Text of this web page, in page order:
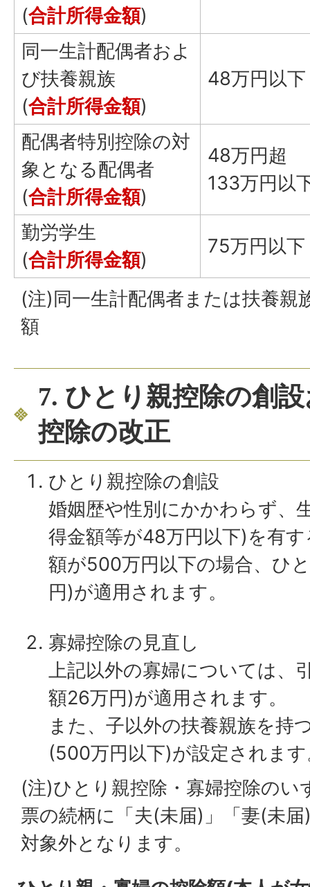
(合計所得金額)
同一生計配偶者およ
び扶養親族
(合計所得金額)
48万円以下
配偶者特別控除の対
象となる配偶者
(合計所得金額)
48万円超
133万円以
勤労学生
(合計所得金額)
75万円以下
(注)同一生計配偶者または扶養親
額
7. ひとり親控除の創
控除の改正
ひとり親控除の創設
婚姻歴や性別にかかわらず、
得金額等が48万円以下)を有
額が500万円以下の場合、ひ
円)が適用されます。
寡婦控除の見直し
上記以外の寡婦については、
額26万円)が適用されます。
また、子以外の扶養親族を持
(500万円以下)が設定されま
(注)ひとり親控除・寡婦控除のい
票の続柄に「夫(未届)」「妻(未
対象外となります。